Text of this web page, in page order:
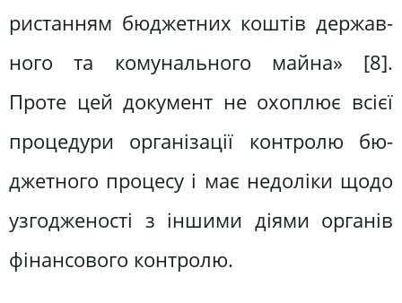
ристанням бюджетних коштів держав­
ного та комунального майна» [8].
Проте цей документ не охоплює всієї
процедури організації контролю бю­
джетного процесу і має недоліки щодо
узгодженості з іншими діями органів
фінансового контролю.